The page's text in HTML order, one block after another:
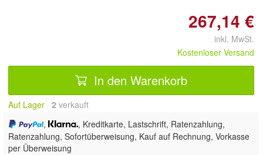
267,14 €
inkl. MwSt.
Kostenloser Versand
In den Warenkorb
Auf Lager 2 verkauft
,
, Kreditkarte, Lastschrift, Ratenzahlung,
Ratenzahlung, Sofortüberweisung, Kauf auf Rechnung, Vorkasse
per Überweisung